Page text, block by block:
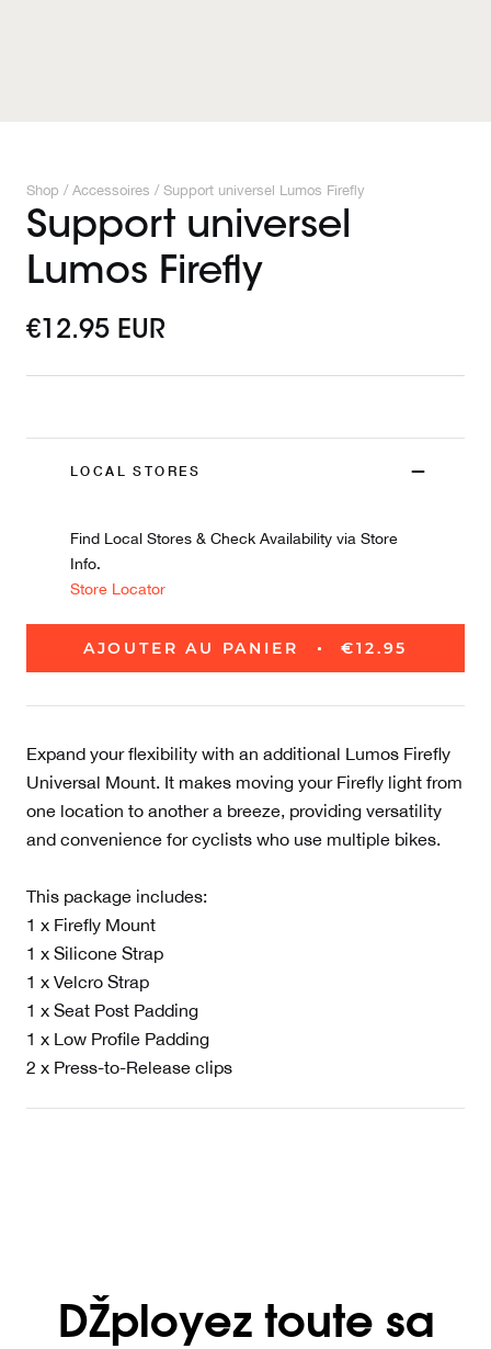
Shop / Accessoires /Support universel Lumos Firefly
Support universel
Lumos Firefly
€12.95 EUR
LOCAL STORES
Find Local Stores & Check Availability via Store
Info.
Store Locator
AJOUTER AU PANIER €12.95
Expand your flexibility with an additional Lumos Firefly
Universal Mount. It makes moving your Firefly light from
one location to another a breeze, providing versatility
and convenience for cyclists who use multiple bikes.
This package includes:
1 x Firefly Mount
1 x Silicone Strap
1 x Velcro Strap
1 x Seat Post Padding
1 x Low Profile Padding
2 x Press-to-Release clips
DŽployez toute sa